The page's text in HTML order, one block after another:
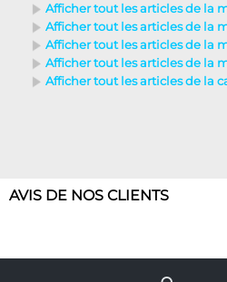
Afficher tout les articles de la
Afficher tout les articles de la
Afficher tout les articles de la
Afficher tout les articles de la
Afficher tout les articles de la
AVIS DE NOS CLIENTS